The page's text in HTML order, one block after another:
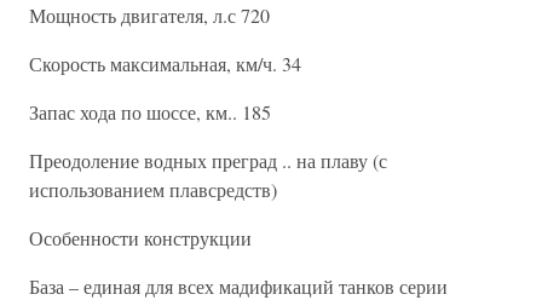
Мощность двигателя, л.с 720
Скорость максимальная, км/ч. 34
Запас хода по шоссе, км.. 185
Преодоление водных преград .. на плаву (с
использованием плавсредств)
Особенности конструкции
База – единая для всех мадификаций танков серии